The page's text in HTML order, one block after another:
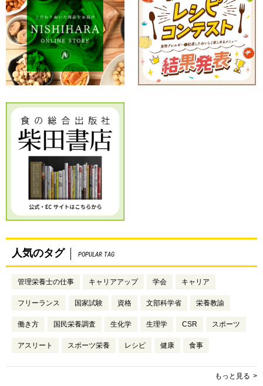
人気のタグ POPULAR TAG
管理栄養士の仕事 キャリアアップ 学会 キャリア
フリーランス 国家試験 資格 文部科学省 栄養教諭
働き方 国民栄養調査 生化学 生理学 CSR スポーツ
アスリート スポーツ栄養 レシピ 健康 食事
もっと見る